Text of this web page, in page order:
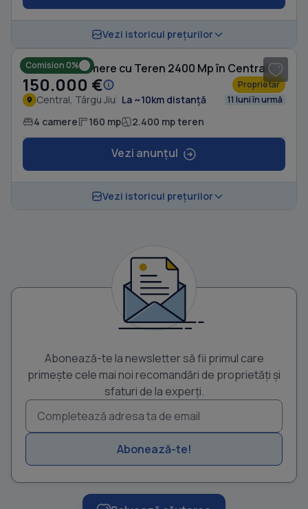
Vezi istoricul prețurilor
Comision 0%
Casă cu 4 camere cu Teren 2400 Mp în Central
150.000 € Proprietar
Central, Târgu Jiu La ~10km distanță 11 luni în urmă
4 camere 160 mp 2.400 mp teren
Vezi anunțul
Vezi istoricul prețurilor
Abonează-te la newsletter să fii primul care
primește cele mai noi recomandări de proprietăți și
sfaturi de la experți.
Abonează-te!